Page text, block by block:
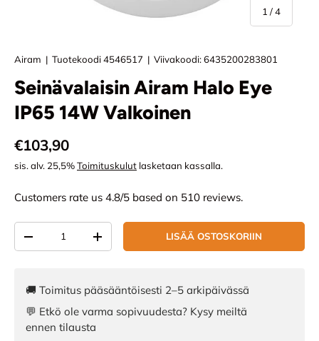
1 //4
Airam | Tuotekoodi4546517 | Viivakoodi:6435200283801
Seinävalaisin Airam Halo Eye
IP65 14W Valkoinen
Normaali hinta
€103,90
sis. alv. 25,5%Toimituskulut lasketaan kassalla.
Customers rate us 4.8/5 based on 510 reviews.
VÄHENNÄ MÄÄRÄÄLISÄÄ MÄÄRÄÄLISÄÄ OSTOSKORIIN
🚚 Toimitus pääsääntöisesti 2–5 arkipäivässä
💬 Etkö ole varma sopivuudesta? Kysy meiltä
ennen tilausta